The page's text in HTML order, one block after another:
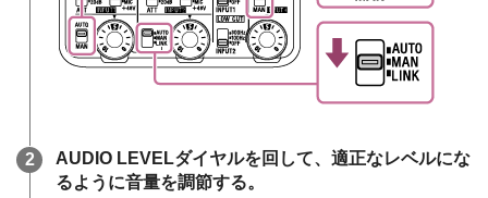
AUDIO LEVELダイヤルを回して、適正なレベルにな
るように音量を調節する。